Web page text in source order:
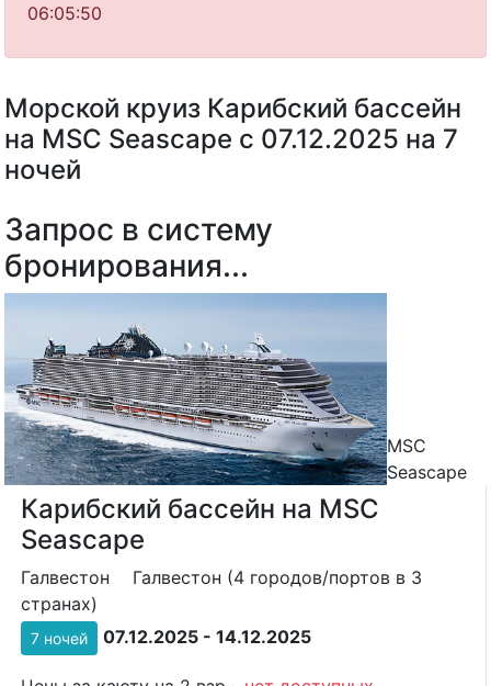
06:05:50
Морской круиз Карибский бассейн
на MSC Seascape с 07.12.2025 на 7
ночей
MSC
Seascape
Карибский бассейн на MSC
Seascape
Галвестон
Галвестон (4 городов/портов в 3
странах)
7 ночей 07.12.2025 - 14.12.2025
Запрос в систему
бронирования...